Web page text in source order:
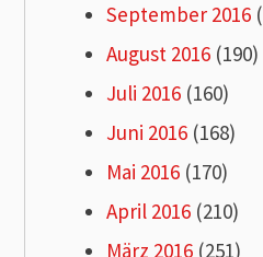
September 2016
August 2016 (190)
Juli 2016 (160)
Juni 2016 (168)
Mai 2016 (170)
April 2016 (210)
März 2016 (251)